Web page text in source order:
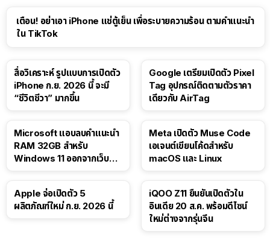
เตือน! อย่าเอา iPhone แช่ตู้เย็น เพื่อระบายความร้อน ตามคำแนะนำ
ใน TikTok
สื่อวิเคราะห์ รูปแบบการเปิดตัว
iPhone ก.ย. 2026 นี้ จะมี
“ชีวิตชีวา” มากขึ้น
Google เตรียมเปิดตัว Pixel
Tag อุปกรณ์ติดตามตัวราคา
เดียวกับ AirTag
Microsoft แอบลบคำแนะนำ
RAM 32GB สำหรับ
Windows 11 ออกจากเว็บตัว
Meta เปิดตัว Muse Code
เอเจนต์เขียนโค้ดสำหรับ
macOS และ Linux
Apple จ่อเปิดตัว 5
ผลิตภัณฑ์ใหม่ ก.ย. 2026 นี้
iQOO Z11 ยืนยันเปิดตัวใน
อินเดีย 20 ส.ค. พร้อมดีไซน์
ใหม่ต่างจากรุ่นจีน